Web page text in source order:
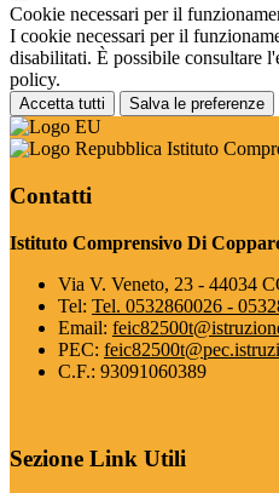
Cookie necessari per il
I cookie necessari per il
disabilitati. È possibile consultare
policy.
Accetta tutti Salva le preferenze
Istituto
Contatti
Istituto Comprensivo Di
Via V. Veneto, 23 - 44034
Tel: Tel. 0532860026 -
Email:
PEC:
C.F.: 93091060389
Sezione Link Utili